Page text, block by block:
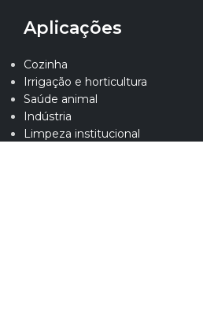
Aplicações
Cozinha
Irrigação e horticultura
Saúde animal
Indústria
Limpeza institucional